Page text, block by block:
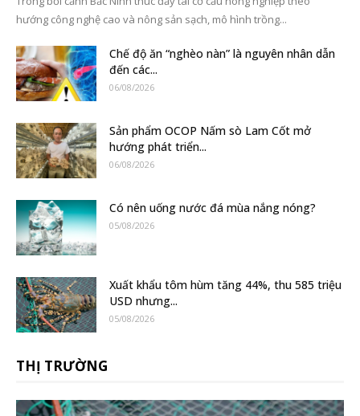
hướng công nghệ cao và nông sản sạch, mô hình trồng...
Chế độ ăn “nghèo nàn” là nguyên nhân dẫn
đến các...
06/08/2026
Sản phẩm OCOP Nấm sò Lam Cốt mở
hướng phát triển...
06/08/2026
Có nên uống nước đá mùa nắng nóng?
05/08/2026
Xuất khẩu tôm hùm tăng 44%, thu 585 triệu
USD nhưng...
05/08/2026
THỊ TRƯỜNG